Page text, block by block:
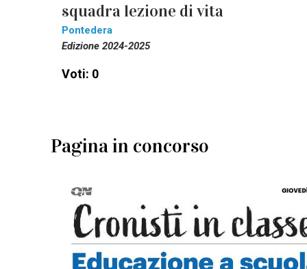
squadra lezione di vita
Pontedera
Edizione 2024-2025
Voti: 0
Pagina in concorso